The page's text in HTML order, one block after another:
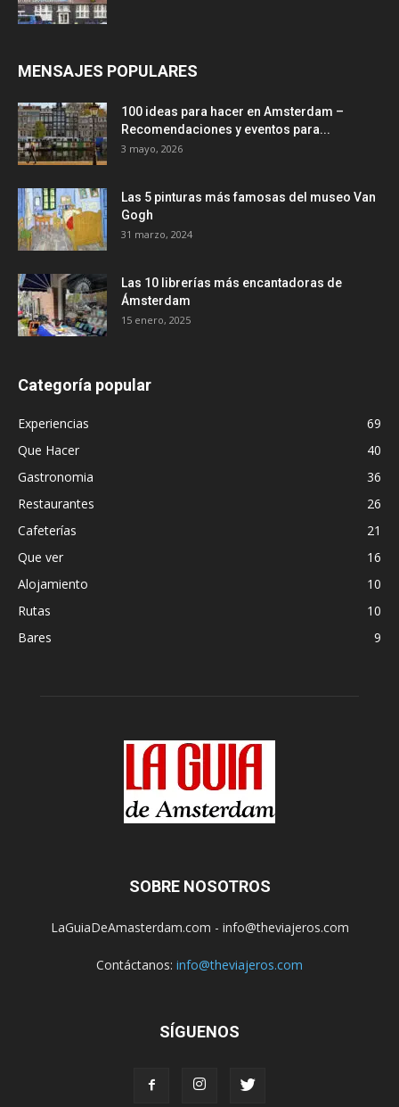
MENSAJES POPULARES
100 ideas para hacer en Amsterdam –
Recomendaciones y eventos para...
3 mayo, 2026
Las 5 pinturas más famosas del museo Van
Gogh
31 marzo, 2024
Las 10 librerías más encantadoras de
Ámsterdam
15 enero, 2025
Categoría popular
Experiencias
69
Que Hacer
40
Gastronomia
36
Restaurantes
26
Cafeterías
21
Que ver
16
Alojamiento
10
Rutas
10
Bares
9
SOBRE NOSOTROS
LaGuiaDeAmasterdam.com - info@theviajeros.com
Contáctanos: info@theviajeros.com
SÍGUENOS